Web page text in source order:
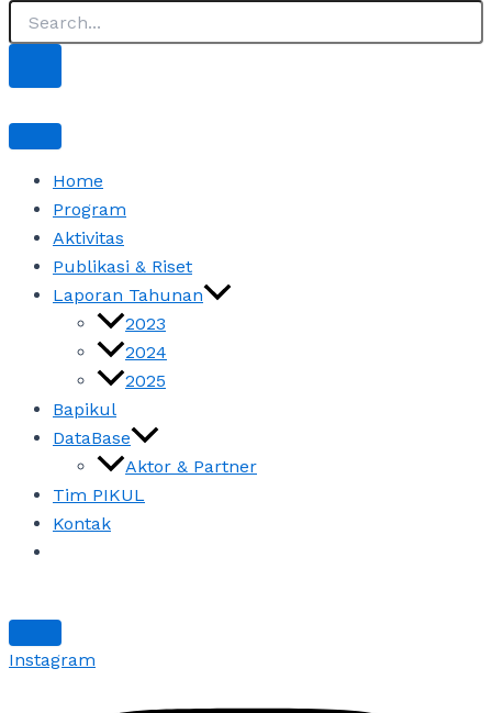
Home
Program
Aktivitas
Publikasi & Riset
Laporan Tahunan
2023
2024
2025
Bapikul
DataBase
Aktor & Partner
Tim PIKUL
Kontak
Instagram